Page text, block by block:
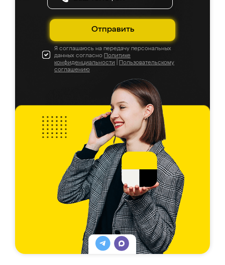
Отправить
Я соглашаюсь на передачу персональных
данных согласно Политике
конфиденциальности
Пользовательскому
соглашению